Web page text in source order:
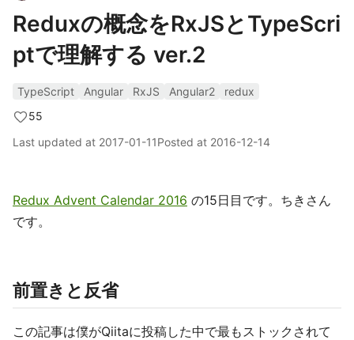
Reduxの概念をRxJSとTypeScri
ptで理解する ver.2
TypeScript Angular RxJS Angular2
redux
55
Last updated at 2017-01-11Posted at 2016-12-14
Redux Advent Calendar 2016 の15日目です。ちきさん
です。
前置きと反省
この記事は僕がQiitaに投稿した中で最もストックされて